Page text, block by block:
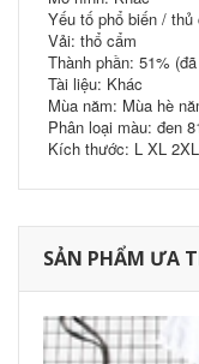
Yếu tố phổ biến /
Vải: thổ cẩm
Thành phần: 51%
Tài liệu: Khác
Mùa năm: Mùa hè
Phân loại màu: đen
Kích thước: L XL
SẢN PHẨM ƯA